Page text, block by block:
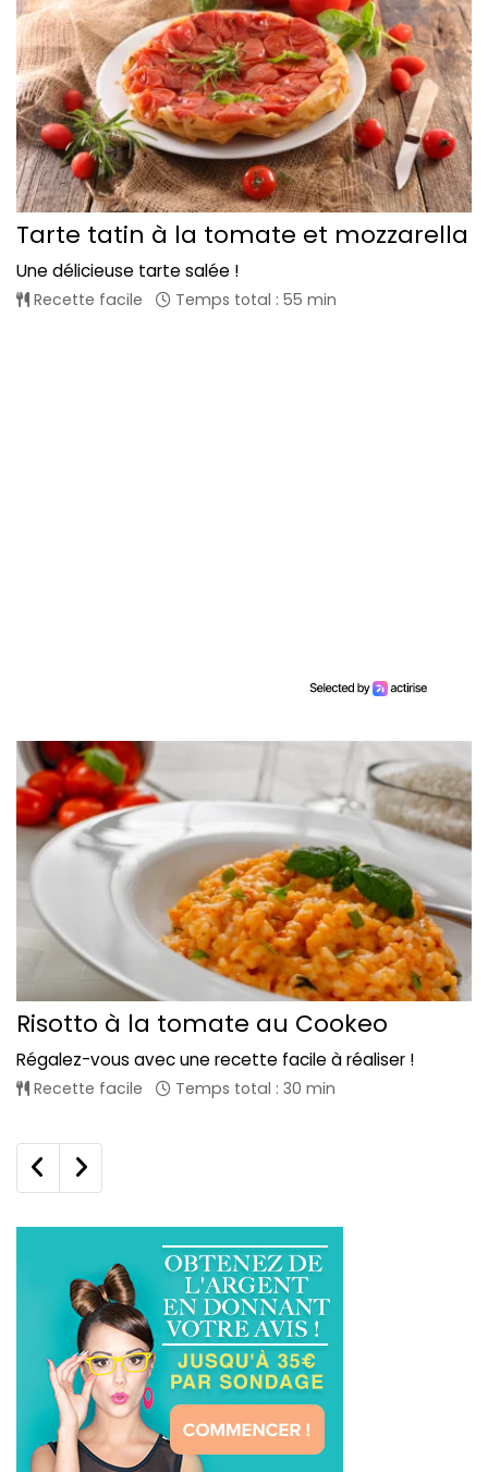
Tarte tatin à la tomate et mozzarella
Une délicieuse tarte salée !
Recette facile Temps total : 55 min
Risotto à la tomate au Cookeo
Régalez-vous avec une recette facile à réaliser !
Recette facile Temps total : 30 min